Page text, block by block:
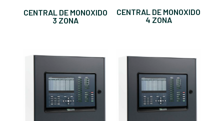
CENTRAL DE MONOXIDO
3 ZONA
CENTRAL DE MONOXIDO
4 ZONA